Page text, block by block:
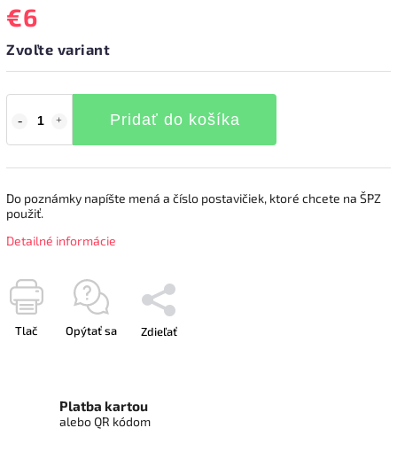
€6
Zvoľte variant
Pridať do košíka
Do poznámky napíšte mená a číslo postavičiek, ktoré chcete na ŠPZ
použiť.
Detailné informácie
Tlač Opýtať sa Zdieľať
Platba kartou
alebo QR kódom